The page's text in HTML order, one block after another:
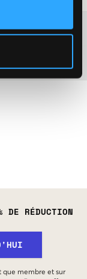
lavage
DE RÉDUCTION
que membre et sur